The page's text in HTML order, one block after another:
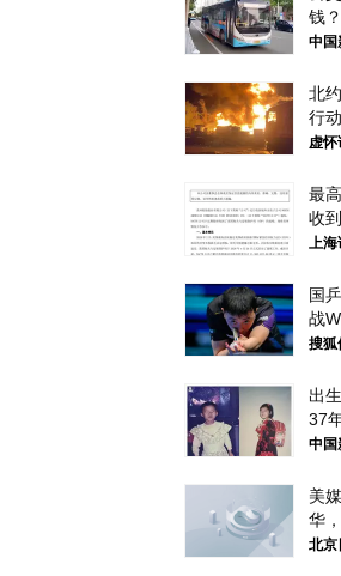
钱？
中国
北
行
将
虚怀
最
收
上海
国
战
八强
搜狐
出
37
中国
美
华
北京